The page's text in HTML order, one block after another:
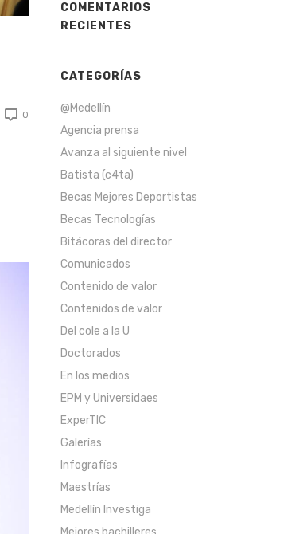
0
COMENTARIOS
RECIENTES
CATEGORÍAS
@Medellín
Agencia prensa
Avanza al siguiente nivel
Batista (c4ta)
Becas Mejores Deportistas
Becas Tecnologías
Bitácoras del director
Comunicados
Contenido de valor
Contenidos de valor
Del cole a la U
Doctorados
En los medios
EPM y Universidaes
ExperTIC
Galerías
Infografías
Maestrías
Medellín Investiga